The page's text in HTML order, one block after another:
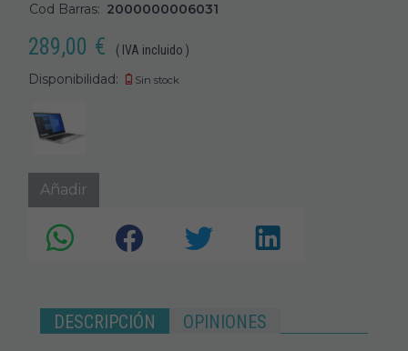
Cod Barras: 2000000006031
289,00 € ( IVA incluido )
Disponibilidad: Sin stock
Añadir
DESCRIPCIÓN OPINIONES